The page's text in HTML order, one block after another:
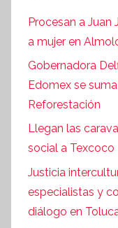
Procesan a Juan
a mujer en
Gobernadora
Edomex se
Reforestación
Llegan las
social a Texcoco
Justicia
especialistas y
diálogo en